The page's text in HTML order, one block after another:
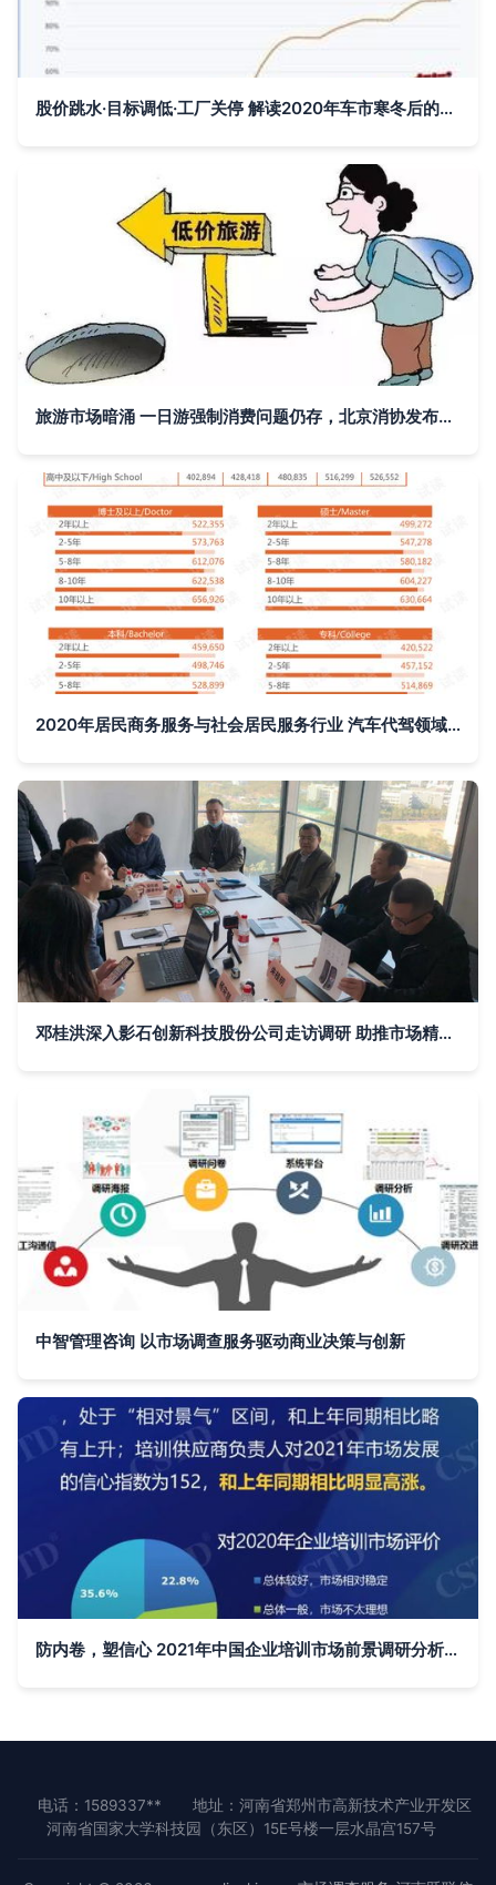
股价跳水·目标调低·工厂关停 解读2020年车市寒冬后的市场改造新方案
旅游市场暗涌 一日游强制消费问题仍存，北京消协发布监测报告
2020年居民商务服务与社会居民服务行业 汽车代驾领域市场调查报告与分析
邓桂洪深入影石创新科技股份公司走访调研 助推市场精准服务升级
中智管理咨询 以市场调查服务驱动商业决策与创新
防内卷，塑信心 2021年中国企业培训市场前景调研分析报告
电话：1589337**
地址：河南省郑州市高新技术产业开发区
河南省国家大学科技园（东区）15E号楼一层水晶宫157号